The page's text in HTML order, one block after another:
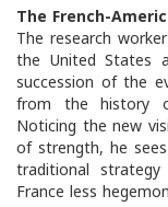
The French-
The research
the United States
succession of the
from the history
Noticing the new
of strength, he
traditional
France less